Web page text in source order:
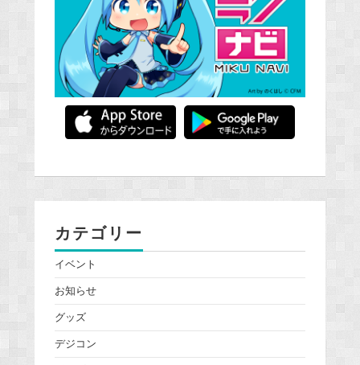
カテゴリー
イベント
お知らせ
グッズ
デジコン